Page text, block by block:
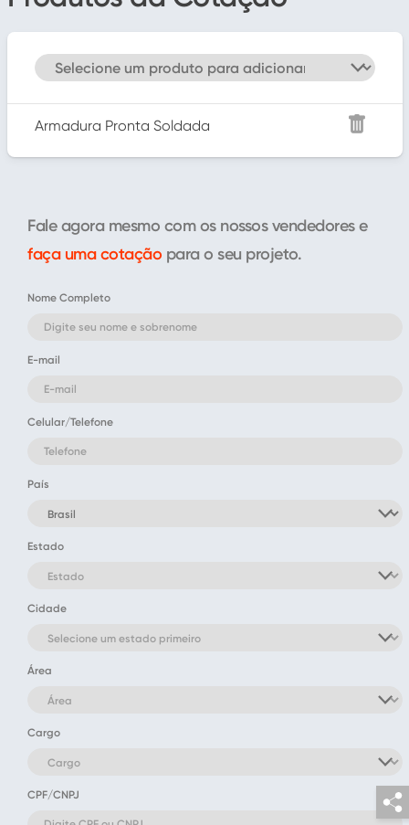
Armadura Pronta Soldada
Fale agora mesmo com os nossos vendedores e
faça uma cotação para o seu projeto.
Nome Completo
E-mail
Celular/Telefone
País
Estado
Cidade
Área
Cargo
CPF/CNPJ